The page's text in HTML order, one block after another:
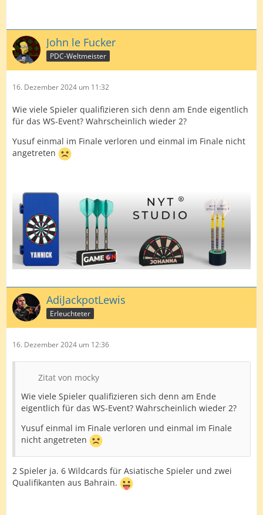
John le Fucker
PDC-Weltmeister
16. Dezember 2024 um 11:32
Wie viele Spieler qualifizieren sich denn am Ende eigentlich
für das WS-Event? Wahrscheinlich wieder 2?
Yusuf einmal im Finale verloren und einmal im Finale nicht
angetreten
AdiJackpotLewis
Erleuchteter
16. Dezember 2024 um 12:36
Zitat von mocky
Wie viele Spieler qualifizieren sich denn am Ende
eigentlich für das WS-Event? Wahrscheinlich wieder 2?
Yusuf einmal im Finale verloren und einmal im Finale
nicht angetreten
2 Spieler ja. 6 Wildcards für Asiatische Spieler und zwei
Qualifikanten aus Bahrain.